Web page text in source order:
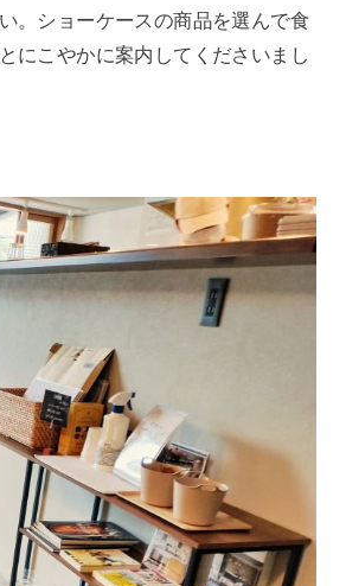
。ショーケースの商品を選んで食
にこやかに案内してくださいまし